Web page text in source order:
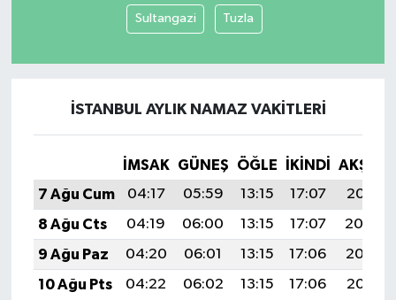
Sultangazi Tuzla
İSTANBUL AYLIK NAMAZ VAKITLERI
İMSAK GÜNEŞ ÖĞLE İKINDI
AKŞAM
7 Ağu Cum
04:17 05:59 13:15 17:07
20:21
8 Ağu Cts
04:19 06:00 13:15 17:07
20:20
9 Ağu Paz
04:20 06:01 13:15 17:06
20:19
10 Ağu Pts
04:22 06:02 13:15 17:06 20:18